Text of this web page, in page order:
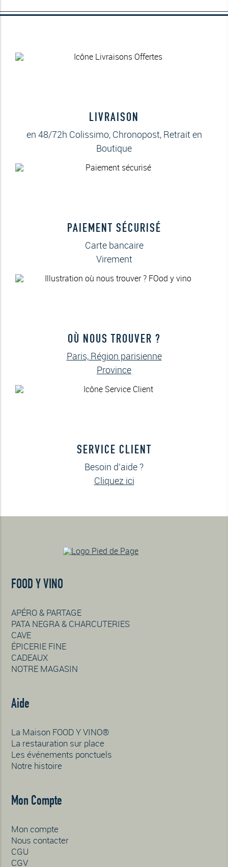
LIVRAISON
en 48/72h Colissimo, Chronopost, Retrait en
Boutique
PAIEMENT SÉCURISÉ
Carte bancaire
Virement
OÙ NOUS TROUVER ?
Paris, Région parisienne
Province
SERVICE CLIENT
Besoin d’aide ?
Cliquez ici
FOOD Y VINO
APÉRO & PARTAGE
PATA NEGRA & CHARCUTERIES
CAVE
ÉPICERIE FINE
CADEAUX
NOTRE MAGASIN
Aide
La Maison FOOD Y VINO®
La restauration sur place
Les événements ponctuels
Notre histoire
Mon Compte
Mon compte
Nous contacter
CGU
CGV